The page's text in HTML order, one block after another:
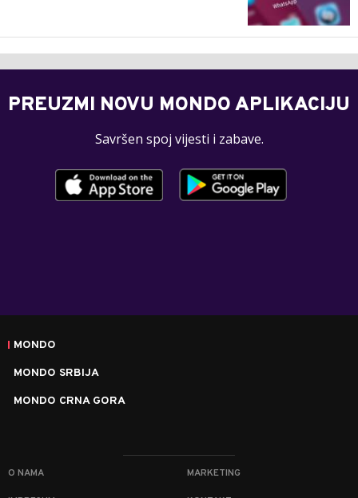
PREUZMI NOVU MONDO APLIKACIJU
Savršen spoj vijesti i zabave.
MONDO
MONDO SRBIJA
MONDO CRNA GORA
O NAMA MARKETING